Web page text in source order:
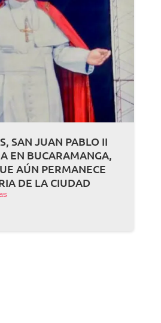
SAN JUAN PABLO II
EN BUCARAMANGA,
AÚN PERMANECE
DE LA CIUDAD